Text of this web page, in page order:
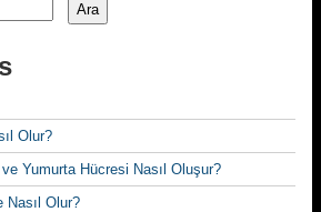
Ara
Olur?
Yumurta Hücresi Nasıl Oluşur?
Nasıl Olur?